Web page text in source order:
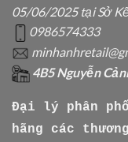
05/06/2025 tại Sở
0986574333
4B5 Nguyễn
Đại lý phân
hãng các